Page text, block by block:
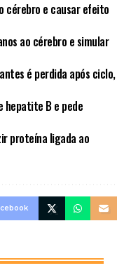
cérebro e causar efeito
ao cérebro e simular
é perdida após ciclo,
hepatite B e pede
proteína ligada ao